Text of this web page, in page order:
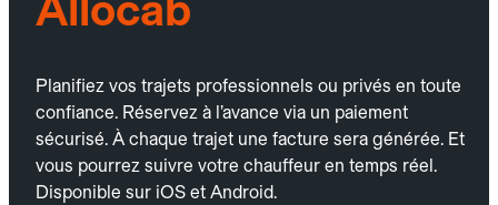
Planifiez vos trajets professionnels ou privés en toute
confiance. Réservez à l’avance via un paiement
sécurisé. À chaque trajet une facture sera générée. Et
vous pourrez suivre votre chauffeur en temps réel.
Disponible sur iOS et Android.